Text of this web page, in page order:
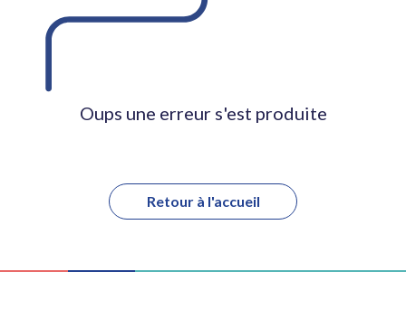
Oups une erreur s'est produite
Retour à l'accueil